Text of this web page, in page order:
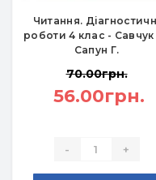
Читання.
роботи 4 клас - Савчук
Сапун Г.
70.00грн.
56.00грн.
- +